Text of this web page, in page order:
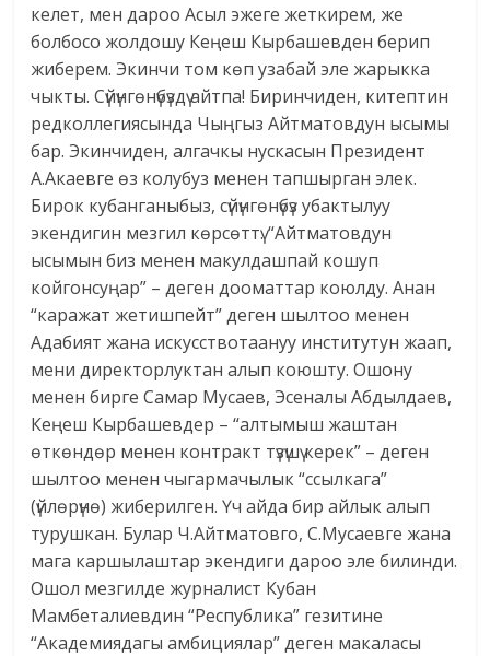
келет, мен дароо Асыл эжеге жеткирем, же
болбосо жолдошу Кеңеш Кырбашевден берип
жиберем. Экинчи том көп узабай эле жарыкка
чыкты. Сүйүнгөнүбүздү айтпа! Биринчиден, китептин
редколлегиясында Чыңгыз Айтматовдун ысымы
бар. Экинчиден, алгачкы нус­касын Президент
А.Акаевге өз колубуз менен тапшырган элек.
Бирок кубанганыбыз, сүйүнгөнүбүз убактылуу
экендигин мезгил көрсөттү. “Айтматовдун
ысымын биз менен макулдашпай кошуп
койгонсуңар” – деген доо­маттар коюлду. Анан
“каражат жетишпейт” деген шылтоо менен
Адабият жана искусствотаануу институтун жаап,
мени директорлуктан алып коюшту. Ошону
менен бирге Самар Мусаев, Эсеналы Абдылдаев,
Кеңеш Кырбашевдер – “алтымыш жаштан
өткөндөр менен контракт түзүшү керек” – деген
шылтоо менен чыгармачылык “ссылкага”
(үйлөрүнө) жиберилген. Үч айда бир айлык алып
турушкан. Булар Ч.Айтматовго, С.Мусаевге жана
мага каршылаштар экендиги дароо эле билинди.
Ошол мезгилде журналист Кубан
Мамбеталиевдин “Республика” гезитине
“Академиядагы амбициялар” деген макаласы